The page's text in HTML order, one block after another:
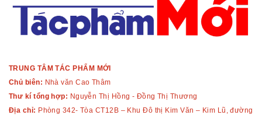
TRUNG TÂM TÁC PHẨM MỚI
Chủ biên: Nhà văn Cao Thâm
Thư kí tổng hợp: Nguyễn Thị Hồng - Đồng Thị Thương
Địa chỉ: Phòng 342- Tòa CT12B – Khu Đô thị Kim Văn – Kim Lũ, đường